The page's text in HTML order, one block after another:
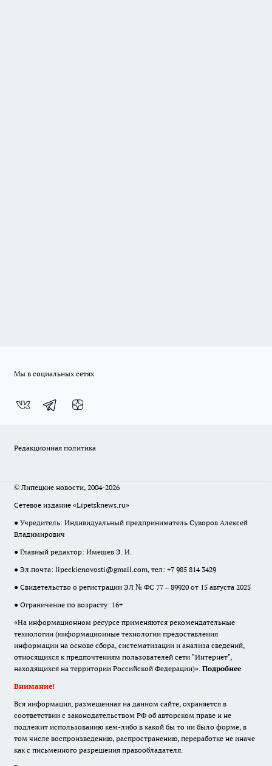
Мы в социальных сетях
Редакционная политика
© Липецкие новости, 2004-2026
Сетевое издание «Lipetsknews.ru»
● Учредитель: Индивидуальный предприниматель Суворов Алексей
Владимирович
● Главный редактор: Имешев Э. И.
● Эл.почта: lipeckienovosti@gmail.com, тел: +7 985 814 3429
● Свидетельство о регистрации ЭЛ № ФС 77 – 89920 от 15 августа 2025
● Ограничение по возрасту: 16+
«На информационном ресурсе применяются рекомендательные
технологии (информационные технологии предоставления
информации на основе сбора, систематизации и анализа сведений,
относящихся к предпочтениям пользователей сети "Интернет",
находящихся на территории Российской Федерации)». Подробнее
Внимание!
Вся информация, размещенная на данном сайте, охраняется в
соответствии с законодательством РФ об авторском праве и не
подлежит использованию кем-либо в какой бы то ни было форме, в
том числе воспроизведению, распространению, переработке не иначе
как с письменного разрешения правообладателя.